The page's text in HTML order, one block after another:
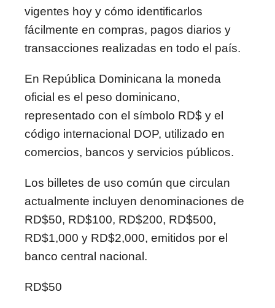
vigentes hoy y cómo identificarlos
fácilmente en compras, pagos diarios y
transacciones realizadas en todo el país.
En República Dominicana la moneda
oficial es el peso dominicano,
representado con el símbolo RD$ y el
código internacional DOP, utilizado en
comercios, bancos y servicios públicos.
Los billetes de uso común que circulan
actualmente incluyen denominaciones de
RD$50, RD$100, RD$200, RD$500,
RD$1,000 y RD$2,000, emitidos por el
banco central nacional.
RD$50